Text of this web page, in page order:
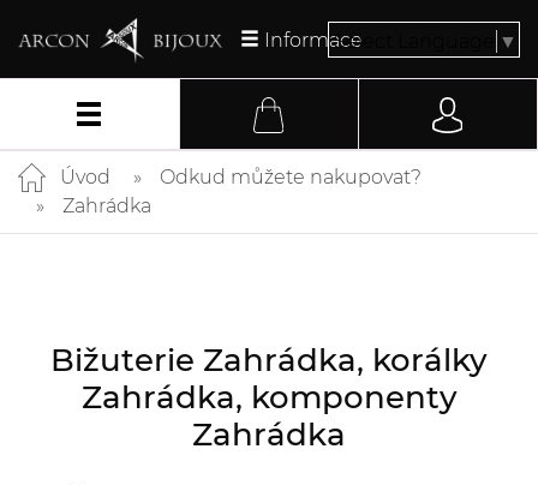
InformaceSelect Language ▼
Úvod
Odkud můžete nakupovat?
Zahrádka
Bižuterie Zahrádka, korálky
Zahrádka, komponenty
Zahrádka